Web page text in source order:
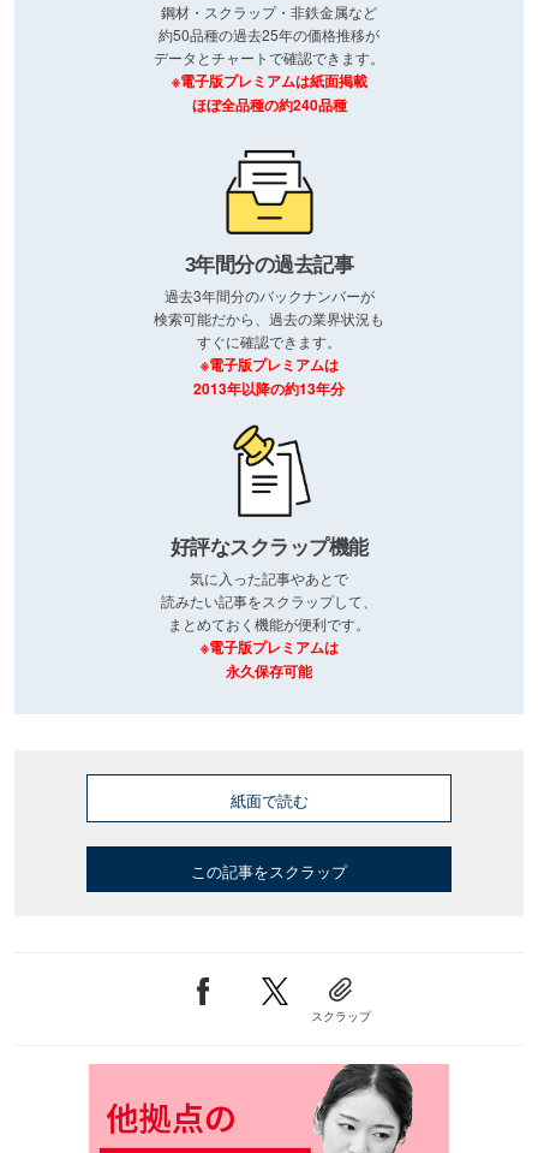
鋼材・スクラップ・非鉄金属など
約50品種の過去25年の価格推移が
データとチャートで確認できます。
※電子版プレミアムは紙面掲載
ほぼ全品種の約240品種
3年間分の過去記事
過去3年間分のバックナンバーが
検索可能だから、過去の業界状況も
すぐに確認できます。
※電子版プレミアムは
2013年以降の約13年分
好評なスクラップ機能
気に入った記事やあとで
読みたい記事をスクラップして、
まとめておく機能が便利です。
※電子版プレミアムは
永久保存可能
紙面で読む
この記事をスクラップ
スクラップ